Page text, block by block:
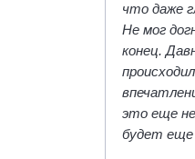
что даже
Не мог
конец.
это еще
будет еще